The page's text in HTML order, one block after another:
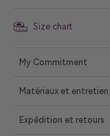
Size chart
My Commitment
Matériaux et entretien
Expédition et retours